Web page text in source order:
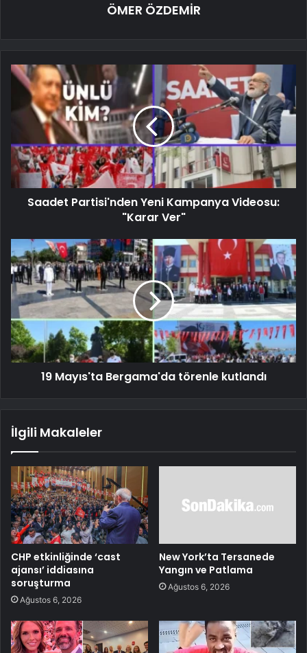
ÖMER ÖZDEMİR
Saadet Partisi'nden Yeni Kampanya Videosu:
"Karar Ver"
19 Mayıs'ta Bergama'da törenle kutlandı
İlgili Makaleler
CHP etkinliğinde ‘cast
ajansı’ iddiasına
soruşturma
Ağustos 6, 2026
New York’ta Tersanede
Yangın ve Patlama
Ağustos 6, 2026